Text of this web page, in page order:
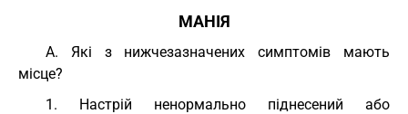
МАНІЯ
А. Які з нижчезазначених симптомів мають
місце?
1. Настрій ненормально піднесений або